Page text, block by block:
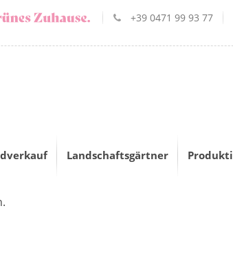
+39 0471 99 93 77
Landschaftsgärtner